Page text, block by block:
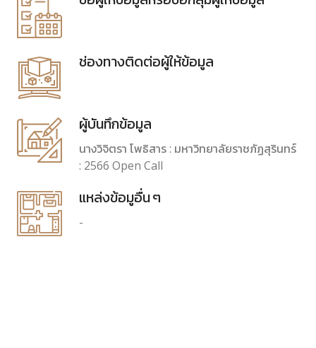
ช่องทางติดต่อผู้ให้ข้อมูล
ผู้บันทึกข้อมูล
นางวิจิตรา โพธิสาร : มหาวิทยาลัยราชภัฏสุรินทร์
: 2566 Open Call
แหล่งข้อมูอื่น ๆ
-